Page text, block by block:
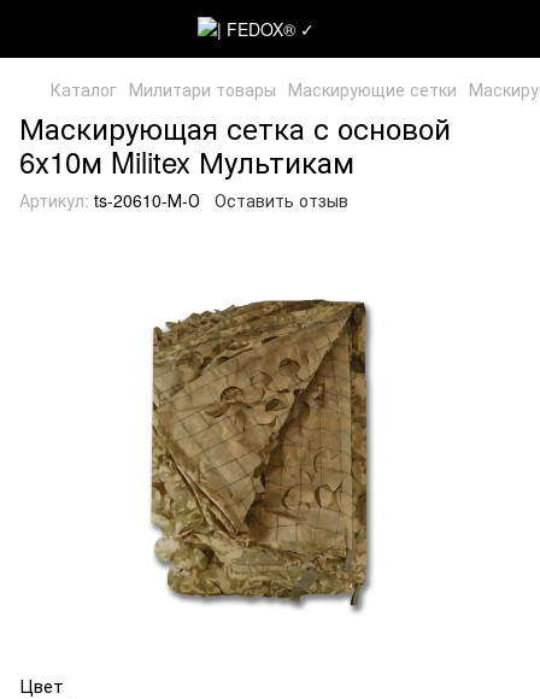
Каталог Милитари товары Маскирующие сетки
Маскирующая сетка с основой
6х10м Militex Мультикам
Артикул: ts-20610-М-О Оставить отзыв
Цвет